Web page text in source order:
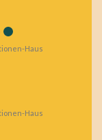
Haus
Haus